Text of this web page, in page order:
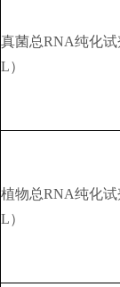
真菌总RNA纯化
L）
植物总RNA纯化
L）